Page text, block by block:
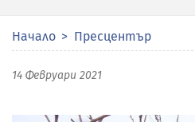
Начало Пресцентър
14 Февруари 2021